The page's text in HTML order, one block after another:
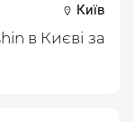
Київ
в Києві за